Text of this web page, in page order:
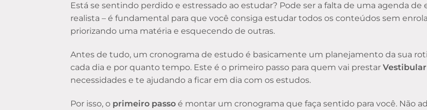
Está se sentindo perdido e estressado ao estudar? Pode ser a falta de uma agenda
realista – é fundamental para que você consiga estudar todos os conteúdos sem
priorizando uma matéria e esquecendo de outras.
Antes de tudo, um cronograma de estudo é basicamente um planejamento da sua
cada dia e por quanto tempo. Este é o primeiro passo para quem vai prestar Vestibular
necessidades e te ajudando a ficar em dia com os estudos.
Por isso, o primeiro passo é montar um cronograma que faça sentido para você. Não